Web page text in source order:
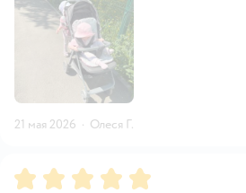
21 мая 2026 · Олеся Г.
Рейтинг:5